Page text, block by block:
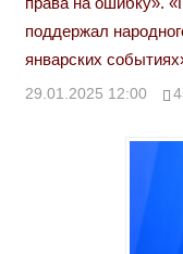
поддержал
январских
29.01.2025 12:00